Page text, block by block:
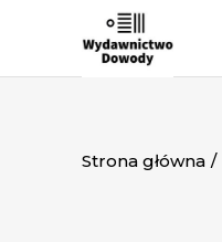
Strona główna /